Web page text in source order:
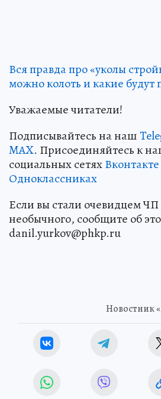
Вся правда про «уколы
можно колоть и какие будут
Уважаемые читатели!
Подписывайтесь на наш
MAX. Присоединяйтесь к
социальных сетяхВконтакте
Одноклассниках
Если вы стали очевидцем
необычного, сообщите об
danil.yurkov@phkp.ru
Новостник